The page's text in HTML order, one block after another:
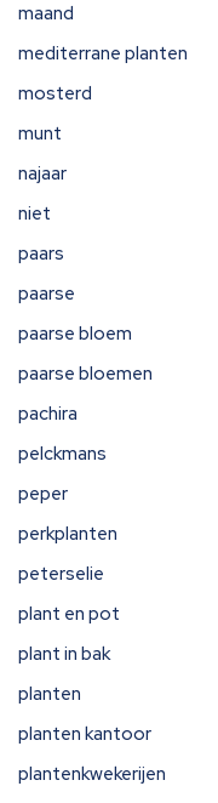
maand
mediterrane planten
mosterd
munt
najaar
niet
paars
paarse
paarse bloem
paarse bloemen
pachira
pelckmans
peper
perkplanten
peterselie
plant en pot
plant in bak
planten
planten kantoor
plantenkwekerijen